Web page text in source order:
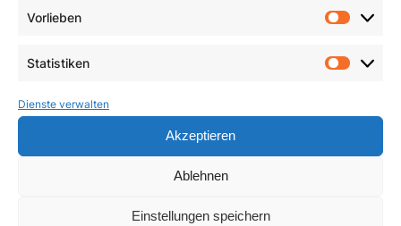
Vorlieben
Statistiken
Dienste verwalten
Akzeptieren
Ablehnen
Einstellungen speichern